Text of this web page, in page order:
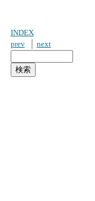
INDEX
prev｜ next